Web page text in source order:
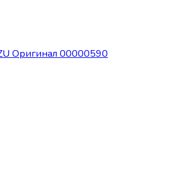
Оригинал 00000590